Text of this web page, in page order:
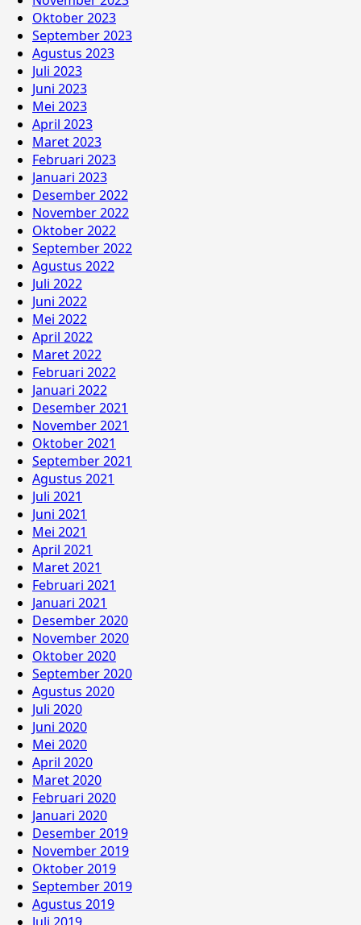
Oktober 2023
September 2023
Agustus 2023
Juli 2023
Juni 2023
Mei 2023
April 2023
Maret 2023
Februari 2023
Januari 2023
Desember 2022
November 2022
Oktober 2022
September 2022
Agustus 2022
Juli 2022
Juni 2022
Mei 2022
April 2022
Maret 2022
Februari 2022
Januari 2022
Desember 2021
November 2021
Oktober 2021
September 2021
Agustus 2021
Juli 2021
Juni 2021
Mei 2021
April 2021
Maret 2021
Februari 2021
Januari 2021
Desember 2020
November 2020
Oktober 2020
September 2020
Agustus 2020
Juli 2020
Juni 2020
Mei 2020
April 2020
Maret 2020
Februari 2020
Januari 2020
Desember 2019
November 2019
Oktober 2019
September 2019
Agustus 2019